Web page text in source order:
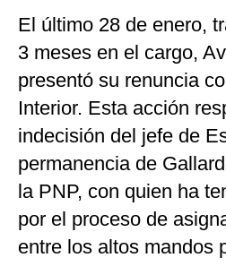
El último 28 de enero,
3 meses en el cargo,
presentó su renuncia
Interior. Esta acción
indecisión del jefe de
permanencia de
la PNP, con quien ha
por el proceso de
entre los altos mandos